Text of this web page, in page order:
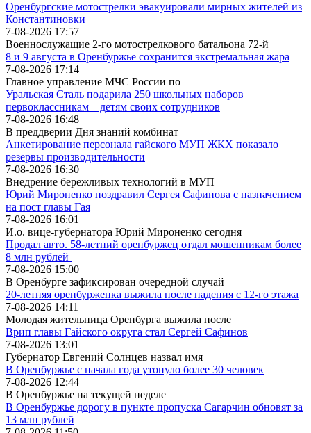
Оренбургские мотострелки эвакуировали мирных жителей из
Константиновки
7-08-2026 17:57
Военнослужащие 2-го мотострелкового батальона 72-й
8 и 9 августа в Оренбуржье сохранится экстремальная жара
7-08-2026 17:14
Главное управление МЧС России по
Уральская Сталь подарила 250 школьных наборов
первоклассникам – детям своих сотрудников
7-08-2026 16:48
В преддверии Дня знаний комбинат
Анкетирование персонала гайского МУП ЖКХ показало
резервы производительности
7-08-2026 16:30
Внедрение бережливых технологий в МУП
Юрий Мироненко поздравил Сергея Сафинова с назначением
на пост главы Гая
7-08-2026 16:01
И.о. вице-губернатора Юрий Мироненко сегодня
Продал авто. 58-летний оренбуржец отдал мошенникам более
8 млн рублей
7-08-2026 15:00
В Оренбурге зафиксирован очередной случай
20-летняя оренбурженка выжила после падения с 12-го этажа
7-08-2026 14:11
Молодая жительница Оренбурга выжила после
Врип главы Гайского округа стал Сергей Сафинов
7-08-2026 13:01
Губернатор Евгений Солнцев назвал имя
В Оренбуржье с начала года утонуло более 30 человек
7-08-2026 12:44
В Оренбуржье на текущей неделе
В Оренбуржье дорогу в пункте пропуска Сагарчин обновят за
13 млн рублей